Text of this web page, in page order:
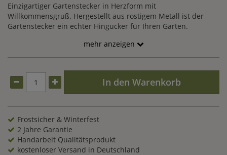
Einzigartiger Gartenstecker in Herzform mit
Willkommensgruß. Hergestellt aus rostigem Metall ist der
Gartenstecker ein echter Hingucker für Ihren Garten.
mehr anzeigen
In den Warenkorb
Frostsicher & Winterfest
2 Jahre Garantie
Handarbeit Qualitätsprodukt
kostenloser Versand in Deutschland